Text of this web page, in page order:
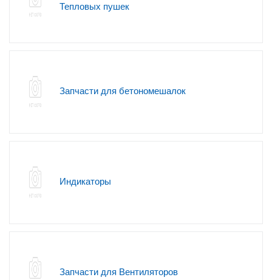
Тепловых пушек
Запчасти для бетономешалок
Индикаторы
Запчасти для Вентиляторов